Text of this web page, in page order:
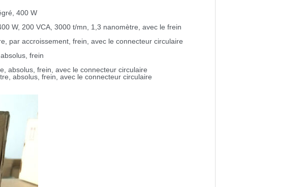
400 W
W, 200 VCA, 3000 t/mn, 1,3 nanomètre, avec le frein
par accroissement, frein, avec le connecteur circulaire
frein
absolus, frein, avec le connecteur circulaire
absolus, frein, avec le connecteur circulaire